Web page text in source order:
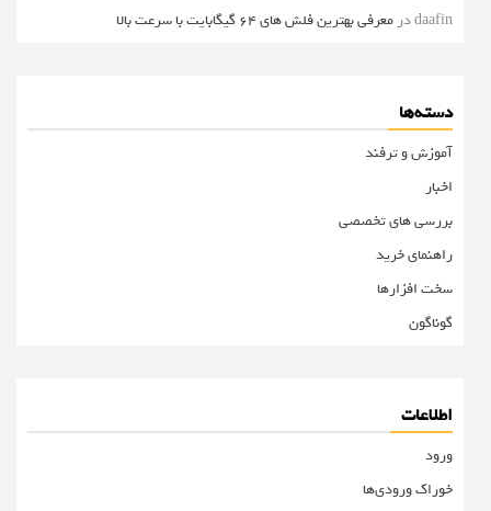
daafinدرمعرفی بهترین فلش های 64 گیگابایت با سرعت بالا
دسته‌ها
آموزش و ترفند
اخبار
بررسی های تخصصی
راهنمای خرید
سخت افزارها
گوناگون
اطلاعات
ورود
خوراک ورودی‌ها